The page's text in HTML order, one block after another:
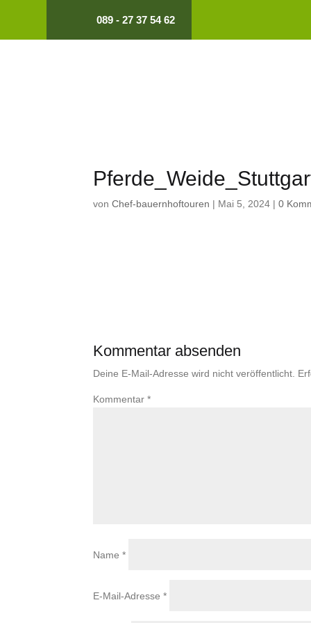
089 - 27 37 54 62
vonChef-bauernhoftouren | Mai 5, 2024 |0
Kommentar absenden
Deine E-Mail-Adresse wird nicht veröffentlicht.
Kommentar*
Name*
E-Mail-Adresse*